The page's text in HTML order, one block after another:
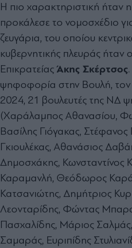
Η πιο χαρακτηριστική ήταν
προκάλεσε το νομοσχέδιο
ζευγάρια, του οποίου
κυβερνητικής πλευράς ήταν
Επικρατείας Άκης Σκέρτσος
ψηφοφορία στην Βουλή,
2024, 21 βουλευτές της ΝΔ
(Χαράλαμπος Αθανασίου,
Βασίλης Γιόγακας, Στέφανος
Γκιουλέκας, Αθανάσιος
Δημοσχάκης, Κωνσταντίνος
Καραμανλή, Θεόδωρος
Κατσανιώτης, Δημήτριος
Λεονταρίδης, Φώντας
Πασχαλίδης, Μάριος
Σαμαράς, Ευριπίδης